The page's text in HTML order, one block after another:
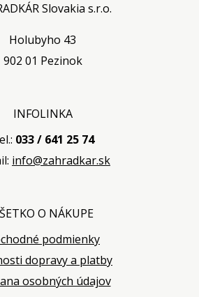
Slovakia s.r.o.
Holubyho 43
902 01 Pezinok
INFOLINKA
033 / 641 25 74
info@zahradkar.sk
O NÁKUPE
podmienky
dopravy a platby
osobných údajov